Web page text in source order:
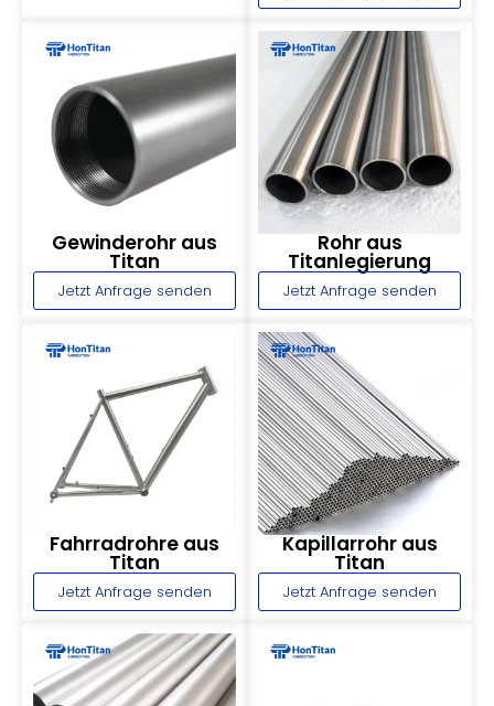
Gewinderohr aus
Titan
Jetzt Anfrage senden
Rohr aus
Titanlegierung
Jetzt Anfrage senden
Fahrradrohre aus
Titan
Jetzt Anfrage senden
Kapillarrohr aus
Titan
Jetzt Anfrage senden